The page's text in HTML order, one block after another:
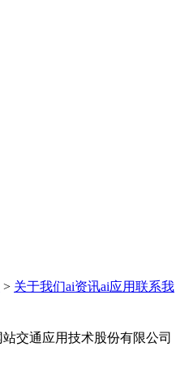
> 关于我们ai资讯ai应用联系我
交通应用技术股份有限公司